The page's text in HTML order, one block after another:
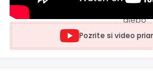
alebo
Pozrite si video